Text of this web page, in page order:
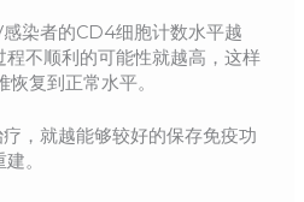
染者的CD4细胞计数水平越
不顺利的可能性就越高，这样
复到正常水平。
，就越能够较好的保存免疫功
。